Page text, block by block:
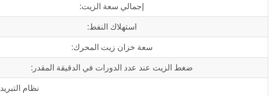
إجمالي سعة الزيت:
استهلاك النفط:
سعة خزان زيت المحرك:
ضغط الزيت عند عدد الدورات في الدقيقة المقدر:
نظام التبريد